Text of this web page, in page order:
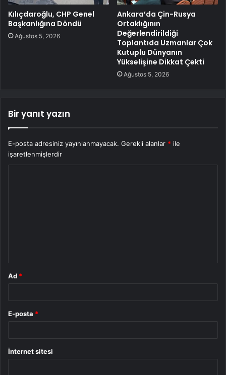
Kılıçdaroğlu, CHP Genel
Başkanlığına Döndü
Ağustos 5, 2026
Ankara’da Çin-Rusya
Ortaklığının
Değerlendirildiği
Toplantıda Uzmanlar Çok
Kutuplu Dünyanın
Yükselişine Dikkat Çekti
Ağustos 5, 2026
Bir yanıt yazın
E-posta adresiniz yayınlanmayacak. Gerekli alanlar * ile
işaretlenmişlerdir
Ad *
E-posta *
İnternet sitesi